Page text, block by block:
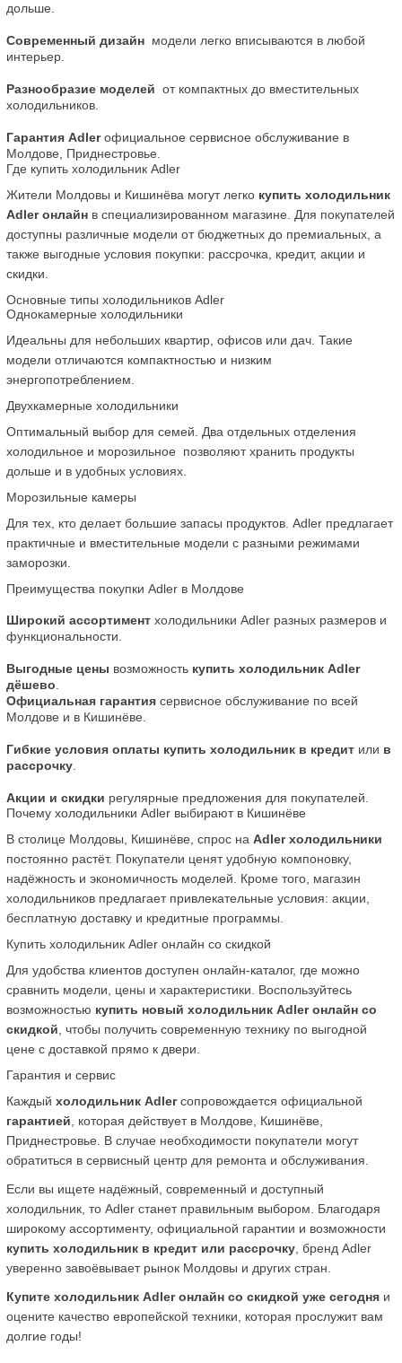
дольше.
Современный дизайн
  модели легко вписываются в любой
интерьер.
Разнообразие моделей
  от компактных до вместительных
холодильников.
Гарантия Adler официальное сервисное обслуживание в
Молдове, Приднестровье.
Где купить холодильник Adler
Жители Молдовы и Кишинёва могут легко купить холодильник
Adler онлайн в специализированном магазине. Для покупателей
доступны различные модели от бюджетных до премиальных, а
также выгодные условия покупки: рассрочка, кредит, акции и
скидки.
Основные типы холодильников Adler
Однокамерные холодильники
Идеальны для небольших квартир, офисов или дач. Такие
модели отличаются компактностью и низким
энергопотреблением.
Двухкамерные холодильники
Оптимальный выбор для семей. Два отдельных отделения
холодильное и морозильное  позволяют хранить продукты
дольше и в удобных условиях.
Морозильные камеры
Для тех, кто делает большие запасы продуктов. Adler предлагает
практичные и вместительные модели с разными режимами
заморозки.
Преимущества покупки Adler в Молдове
Широкий ассортимент холодильники Adler разных размеров и
функциональности.
Выгодные цены возможность купить холодильник Adler
дёшево
Официальная гарантия сервисное обслуживание по всей
Молдове и в Кишинёве.
Гибкие условия оплаты купить холодильник в кредит или в
рассрочку
Акции и скидки регулярные предложения для покупателей.
Почему холодильники Adler выбирают в Кишинёве
В столице Молдовы, Кишинёве, спрос на Adler холодильники
постоянно растёт. Покупатели ценят удобную компоновку,
надёжность и экономичность моделей. Кроме того, магазин
холодильников предлагает привлекательные условия: акции,
бесплатную доставку и кредитные программы.
Купить холодильник Adler онлайн со скидкой
Для удобства клиентов доступен онлайн-каталог, где можно
сравнить модели, цены и характеристики. Воспользуйтесь
возможностью купить новый холодильник Adler онлайн со
скидкой , чтобы получить современную технику по выгодной
цене с доставкой прямо к двери.
Гарантия и сервис
Каждый холодильник Adler
гарантией , которая действует в Молдове, Кишинёве,
Приднестровье. В случае необходимости покупатели могут
обратиться в сервисный центр для ремонта и обслуживания.
Если вы ищете надёжный, современный и доступный
холодильник, то Adler станет правильным выбором. Благодаря
купить холодильник в кредит или рассрочку , бренд Adler
уверенно завоёвывает рынок Молдовы и других стран.
Купите холодильник Adler онлайн со скидкой уже сегодня и
оцените качество европейской техники, которая прослужит вам
долгие годы!